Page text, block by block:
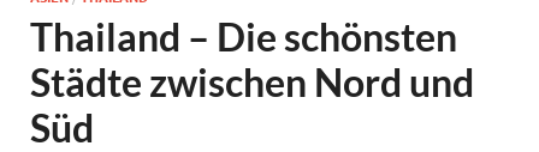
Thailand – Die schönsten
Städte zwischen Nord und
Süd